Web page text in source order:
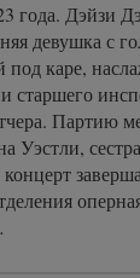
года. Дэйзи
девушка с
каре,
старшего
Партию
Уэстли,